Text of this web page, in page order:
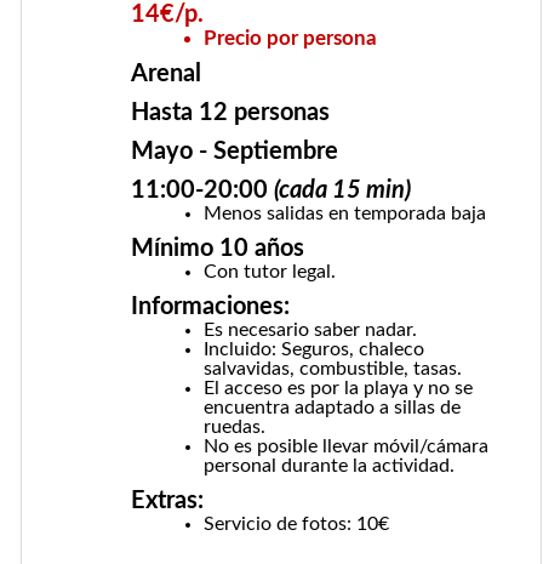
14€/p.
Precio por persona
Arenal
Hasta 12 personas
Mayo - Septiembre
11:00-20:00 (cada 15 min)
Menos salidas en temporada baja
Mínimo 10 años
Con tutor legal.
Informaciones:
Es necesario saber nadar.
Incluido: Seguros, chaleco
salvavidas, combustible, tasas.
El acceso es por la playa y no se
encuentra adaptado a sillas de
ruedas.
No es posible llevar móvil/cámara
personal durante la actividad.
Extras:
Servicio de fotos: 10€